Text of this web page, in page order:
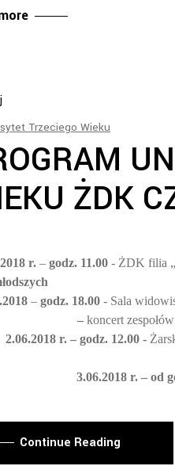
Trzeciego Wieku
ŻDK
r. – godz. 11.00 - ŻDK filia
– godz. 18.00 - Sala
– koncert
2.06.2018 r. – godz. 12.00 -
3.06.2018 r. – od
Continue Reading